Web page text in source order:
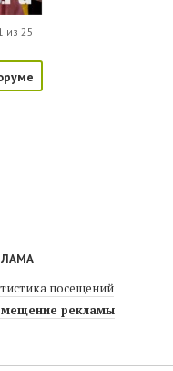
из 25
посещений
рекламы